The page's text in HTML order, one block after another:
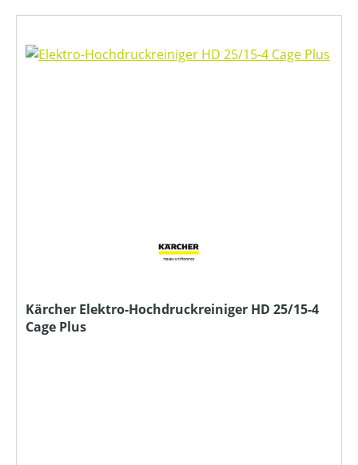
Kärcher Elektro-Hochdruckreiniger HD 25/15-4
Cage Plus